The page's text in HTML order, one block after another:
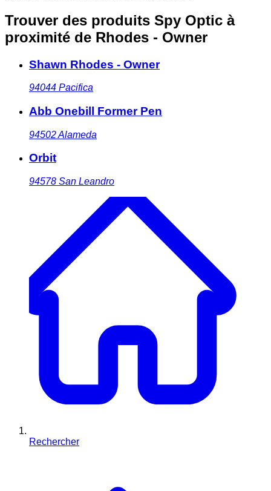
Trouver des produits Spy Optic à
proximité de Rhodes - Owner
Shawn Rhodes - Owner
94044 Pacifica
Abb Onebill Former Pen
94502Alameda
Orbit
94578 San Leandro
Rechercher